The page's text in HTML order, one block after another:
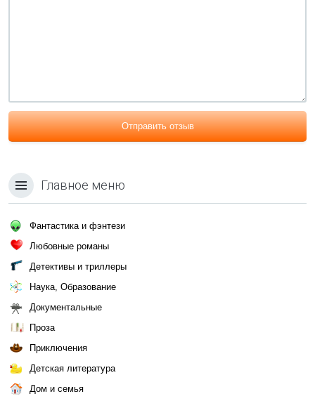
Отправить отзыв
Главное меню
Фантастика и фэнтези
Любовные романы
Детективы и триллеры
Наука, Образование
Документальные
Проза
Приключения
Детская литература
Дом и семья